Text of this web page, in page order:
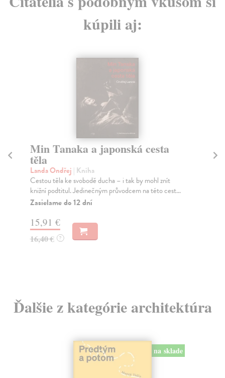
kúpili aj:
Min Tanaka a japonská cesta
těla
Landa Ondřej | Kniha
Cestou těla ke svobodě ducha – i tak by mohl znít
knižní podtitul. Jedinečným průvodcem na této cest...
Zasielame do 12 dní
15,91 €
16,40 € ?
Ďalšie z kategórie architektúra
na sklade